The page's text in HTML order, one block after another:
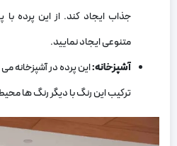
جذاب ایجاد کند. از این پرده
متنوعی ایجاد نمایید.
آشپزخانه:این پرده در آشپزخانه
ترکیب این رنگ با دیگر رنگ ها